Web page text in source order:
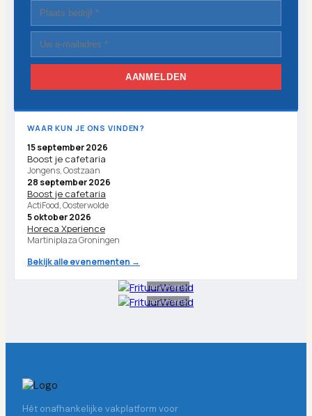
AANMELDEN
WAAR KUN JE ONS VINDEN?
15 september 2026
Boost je cafetaria
Jongens, Oostzaan
28 september 2026
Boost je cafetaria
ActiFood, Oosterwolde
5 oktober 2026
Horeca Xperience
Martiniplaza Groningen
Bekijk alle evenementen →
Advertentie
Advertentie
Hét onafhankelijke vakplatform voor